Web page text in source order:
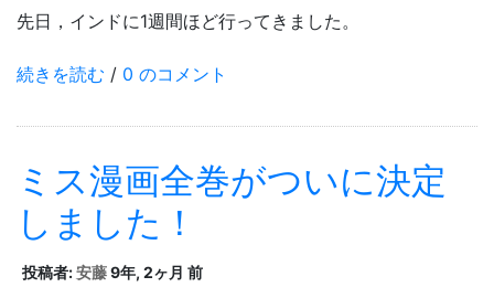
先日，インドに1週間ほど行ってきました。
続きを読む / 0 のコメント
ミス漫画全巻がついに決定
しました！
投稿者:安藤9年, 2ヶ月 前